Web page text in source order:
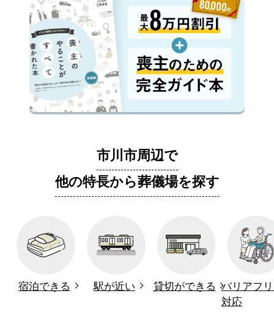
市川市周辺で
他の特長から葬儀場を探す
宿泊できる 駅が近い 貸切ができる バリアフ
対応